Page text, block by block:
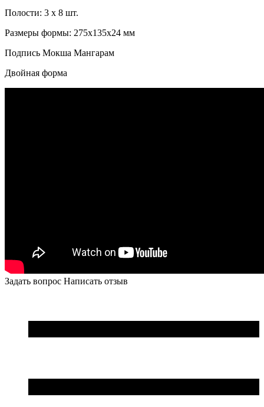
Полости: 3 x 8 шт.
Размеры формы: 275x135x24 мм
Подпись Мокша Мангарам
Двойная форма
Задать вопрос Написать отзыв